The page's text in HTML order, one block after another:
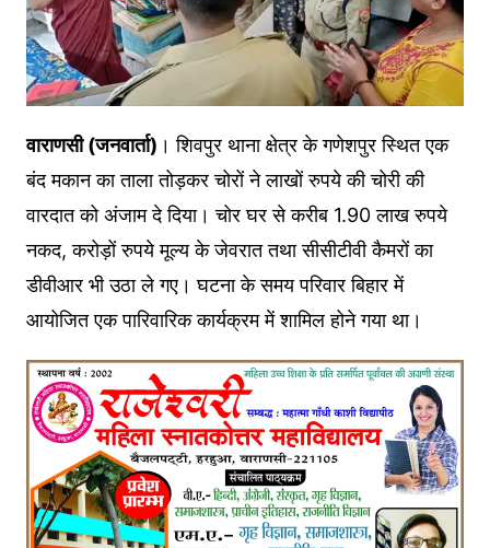
वाराणसी (जनवार्ता) । शिवपुर थाना क्षेत्र के गणेशपुर स्थित एक
बंद मकान का ताला तोड़कर चोरों ने लाखों रुपये की चोरी की
वारदात को अंजाम दे दिया। चोर घर से करीब 1.90 लाख रुपये
नकद, करोड़ों रुपये मूल्य के जेवरात तथा सीसीटीवी कैमरों का
डीवीआर भी उठा ले गए। घटना के समय परिवार बिहार में
आयोजित एक पारिवारिक कार्यक्रम में शामिल होने गया था।